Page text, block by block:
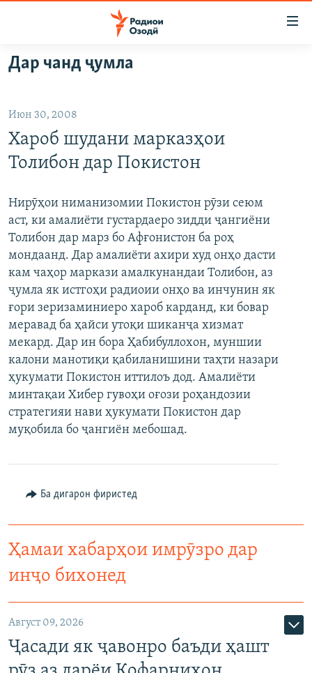
Ҷаҳиш
ба
аслӣ
ба
феҳристи
Ҷаҳиш
ҷустор
ГӮШАҲО
ҶОМЕА
ОСИЁИ МАРКАЗӢ
ФАРҲАНГ
МЕҲМОНИ ОЗОДӢ
ВАРЗИШ
САЛОМ, ХОҲАР
ҶАНГ ДАР УКРАИНА
НАЗАРИ МАРДУМ
БЛОГИСТОН
ОЗОДӢ ОНЛАЙН
ЧАНДРАСОНАӢ
ВИДЕО
ГУЗОРИШҲОИ РАДИОӢ
РӮЙХАТҲО
КИТОБҲОИ ОЗОДӢ
Русский
ПАЙГИРӢ КУНЕД
Дар чанд ҷумла
Июн 30, 2008
Хароб шудани марказҳои
Толибон дар Покистон
Нирӯҳои ниманизомии Покистон рӯзи сеюм
аст, ки амалиёти густардаеро зидди ҷангиёни
Толибон дар марз бо Афғонистон ба роҳ
мондаанд. Дар амалиёти ахири худ онҳо дасти
кам чаҳор маркази амалкунандаи Толибон, аз
ҷумла як истгоҳи радиоии онҳо ва инчунин як
ғори зеризаминиеро хароб карданд, ки бовар
меравад ба ҳайси утоқи шиканҷа хизмат
мекард. Дар ин бора Ҳабибуллохон, муншии
калони манотиқи қабиланишини таҳти назари
ҳукумати Покистон иттилоъ дод. Амалиёти
минтақаи Хибер гувоҳи оғози роҳандозии
стратегияи нави ҳукумати Покистон дар
муқобила бо ҷангиён мебошад.
Ба дигарон фиристед
Ҳамаи хабарҳои имрӯзро дар
инҷо бихонед
Август 09, 2026
Ҷасади як ҷавонро баъди ҳашт